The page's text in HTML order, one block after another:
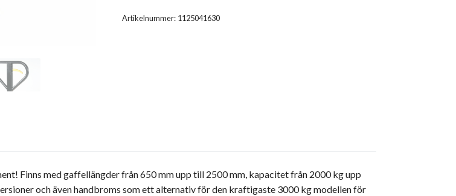
Artikelnummer: 1125041630
Finns med gaffellängder från 650 mm upp till 2500 mm, kapacitet från 2000 kg upp
och även handbroms som ett alternativ för den kraftigaste 3000 kg modellen för